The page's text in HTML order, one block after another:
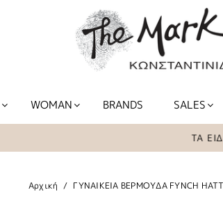
WOMAN BRANDS SALES
ΤΑ ΕΙΔΗ ΤΟΥ
Αρχική ΓΥΝΑΙΚΕΙΑ ΒΕΡΜΟΥΔΑ FYNCH